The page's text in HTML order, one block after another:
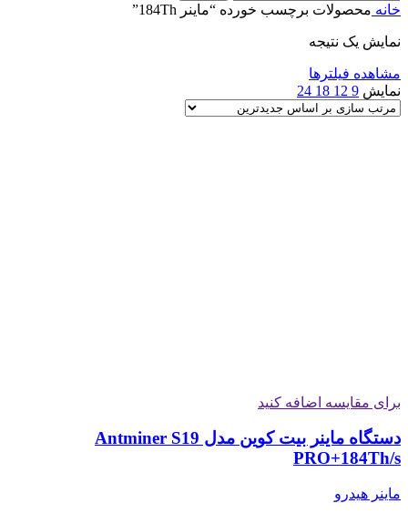
خانه محصولات برچسب خورده “ماینر 184Th”
نمایش یک نتیجه
مشاهده فیلترها
نمایش 9
12
18
24
برای مقایسه اضافه کنید
دستگاه ماینر بیت کوین مدل Antminer S19
PRO+184Th/s
ماینر هیدرو